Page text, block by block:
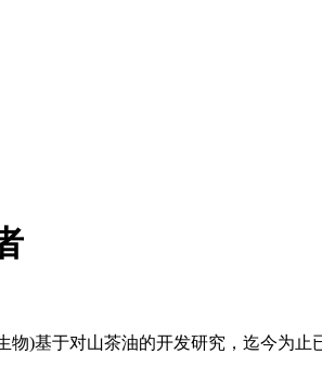
)基于对山茶油的开发研究，迄今为